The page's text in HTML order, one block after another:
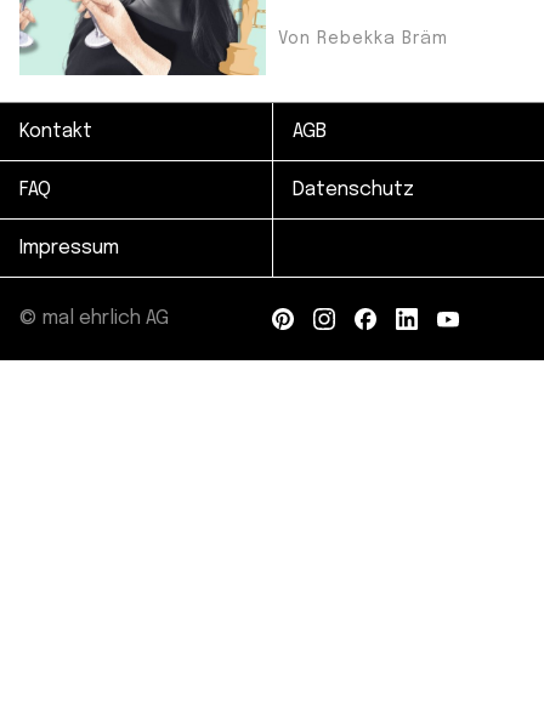
Von Rebekka Bräm
Kontakt AGB
FAQ Datenschutz
Impressum
© mal ehrlich AG